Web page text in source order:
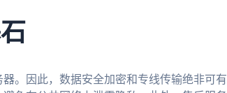
。因此，数据安全加密和专线传输绝非可有